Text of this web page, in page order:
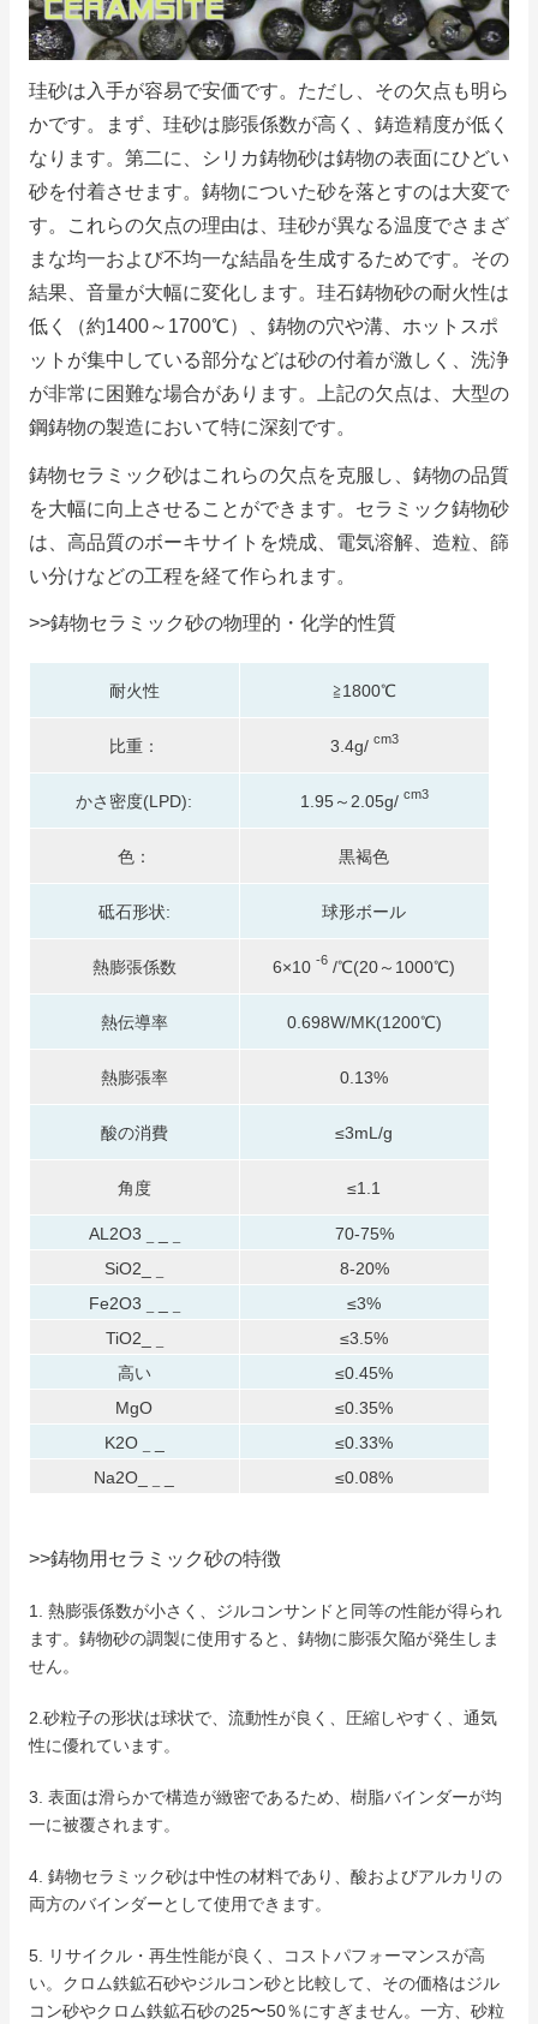
珪砂は入手が容易で安価です。 ただし、その欠点も明ら
かです。
まず、珪砂は膨張係数が高く、鋳造精度が低く
なります。 第二に、シリカ鋳物砂は鋳物の表面にひどい
砂を付着させます。 鋳物についた砂を落とすのは大変で
す。
これらの欠点の理由は、珪砂が異なる温度でさまざ
まな均一および不均一な結晶を生成するためです。 その
結果、音量が大幅に変化します。 珪石鋳物砂の耐火性は
低く（約1400～1700℃）、鋳物の穴や溝、ホットスポ
ットが集中している部分などは砂の付着が激しく、洗浄
が非常に困難な場合があります。
上記の欠点は、大型の
鋼鋳物の製造において特に深刻です。
鋳物セラミック砂はこれらの欠点を克服し、鋳物の品質
を大幅に向上させることができます。 セラミック鋳物砂
は、高品質のボーキサイトを焼成、電気溶解、造粒、篩
い分けなどの工程を経て作られます。
>>鋳物セラミック砂の物理的・化学的性質
耐火性 ≧1800℃
比重： 3.4g/ cm3
かさ密度(LPD): 1.95～2.05g/ cm3
色： 黒褐色
砥石形状: 球形ボール
熱膨張係数 6×10-6 /℃(20～1000℃)
熱伝導率 0.698W/MK(1200℃)
熱膨張率 0.13%
酸の消費 ≤3mL/g
角度 ≤1.1
AL2O3
70-75%
SiO2_
8-20%
Fe2O3
≤3%
TiO2_
≤3.5%
高い
≤0.45%
MgO
≤0.35%
K2O
≤0.33%
Na2O_
≤0.08%
>>鋳物用セラミック砂の特徴
1. 熱膨張係数が小さく、ジルコンサンドと同等の性能が得られ
ます。 鋳物砂の調製に使用すると、鋳物に膨張欠陥が発生しま
せん。
2.砂粒子の形状は球状で、流動性が良く、圧縮しやすく、通気
性に優れています。
3. 表面は滑らかで構造が緻密であるため、樹脂バインダーが均
一に被覆されます。
4. 鋳物セラミック砂は中性の材料であり、酸およびアルカリの
両方のバインダーとして使用できます。
5. リサイクル・再生性能が良く、コストパフォーマンスが高
い。 クロム鉄鉱石砂やジルコン砂と比較して、その価格はジル
コン砂やクロム鉄鉱石砂の25〜50％にすぎません。 一方、砂粒